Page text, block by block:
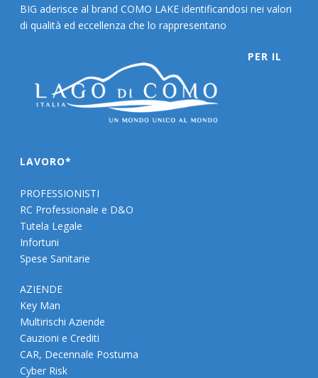
BIG aderisce al brand COMO LAKE identificandosi nei valori
di qualità ed eccellenza che lo rappresentano
PER IL
LAVORO*
PROFESSIONISTI
RC Professionale e D&O
Tutela Legale
Infortuni
Spese Sanitarie
AZIENDE
Key Man
Multirischi Aziende
Cauzioni e Crediti
CAR, Decennale Postuma
Cyber Risk